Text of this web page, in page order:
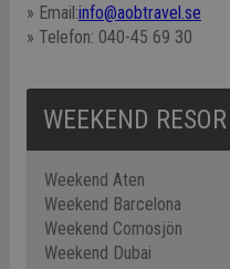
» Email:info@aobtravel.se
» Telefon: 040-45 69 30
WEEKEND RESOR
Weekend Aten
Weekend Barcelona
Weekend Comosjön
Weekend Dubai